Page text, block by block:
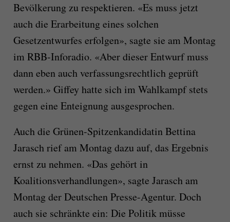
Bevölkerung zu respektieren. «Es muss jetzt
auch die Erarbeitung eines solchen
Gesetzentwurfes erfolgen», sagte sie am Montag
im RBB-Inforadio. «Aber dieser Entwurf muss
dann eben auch verfassungsrechtlich geprüft
werden.» Giffey hatte sich im Wahlkampf stets
gegen eine Enteignung ausgesprochen.
Auch die Grünen-Spitzenkandidatin Bettina
Jarasch rief am Montag dazu auf, das Ergebnis
ernst zu nehmen. «Das gehört in
Koalitionsverhandlungen», sagte Jarasch am
Montag der Deutschen Presse-Agentur. Doch
auch sie schränkte ein: Die Politik müsse